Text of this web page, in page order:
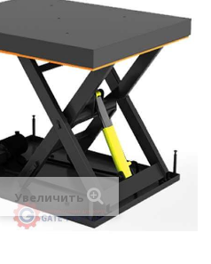
Увеличить